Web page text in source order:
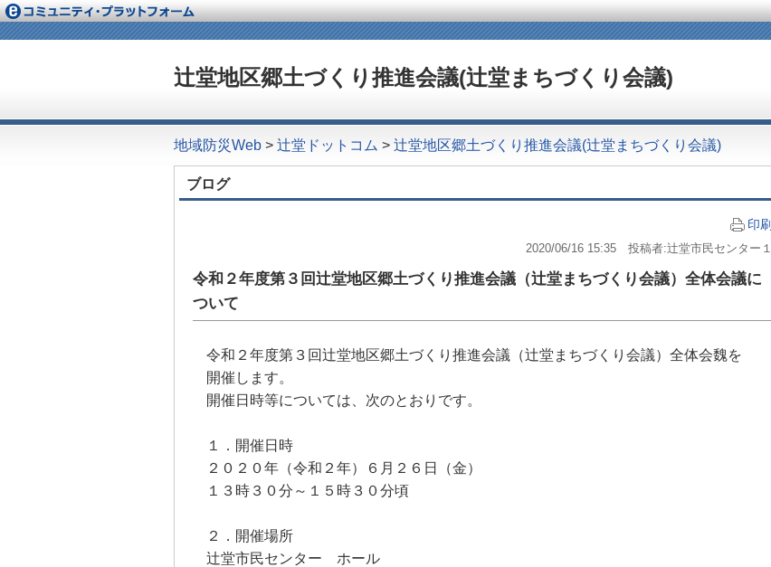
辻堂地区郷土づくり推進会議(辻堂まちづくり会議)
地域防災Web > 辻堂ドットコム > 辻堂地区郷土づくり推進会議(辻堂まちづくり会議)
ブログ
印刷
2020/06/16 15:35 投稿者:辻堂市民センター１
令和２年度第３回辻堂地区郷土づくり推進会議（辻堂まちづくり会議）全体会議に
ついて
令和２年度第３回辻堂地区郷土づくり推進会議（辻堂まちづくり会議）全体会魏を
開催します。
開催日時等については、次のとおりです。
１．開催日時
２０２０年（令和２年）６月２６日（金）
１３時３０分～１５時３０分頃
２．開催場所
辻堂市民センター ホール